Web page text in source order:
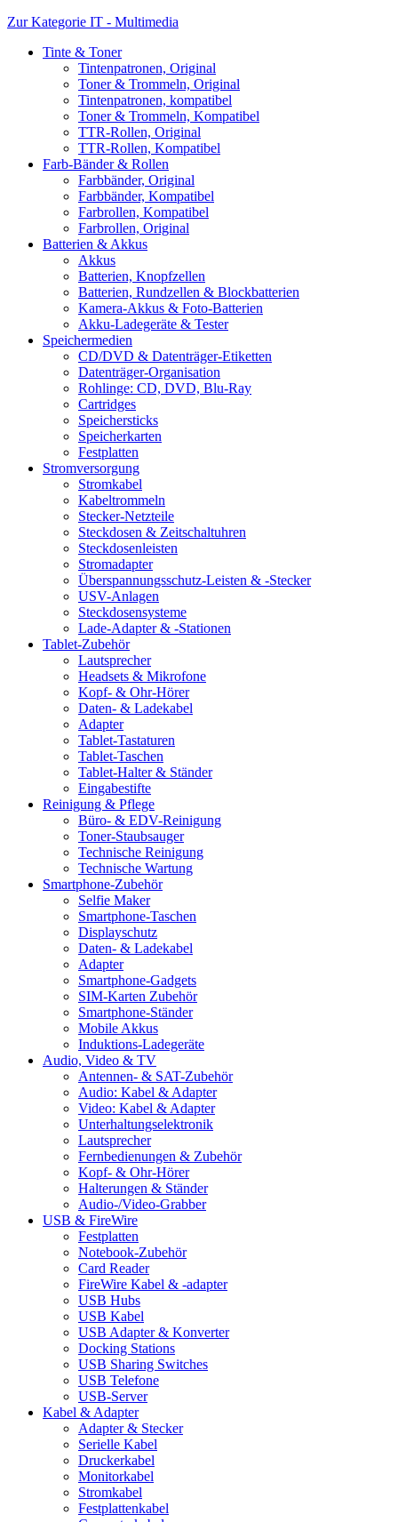
Zur Kategorie IT - Multimedia
Tinte & Toner
Tintenpatronen, Original
Toner & Trommeln, Original
Tintenpatronen, kompatibel
Toner & Trommeln, Kompatibel
TTR-Rollen, Original
TTR-Rollen, Kompatibel
Farb-Bänder & Rollen
Farbbänder, Original
Farbbänder, Kompatibel
Farbrollen, Kompatibel
Farbrollen, Original
Batterien & Akkus
Akkus
Batterien, Knopfzellen
Batterien, Rundzellen & Blockbatterien
Kamera-Akkus & Foto-Batterien
Akku-Ladegeräte & Tester
Speichermedien
CD/DVD & Datenträger-Etiketten
Datenträger-Organisation
Rohlinge: CD, DVD, Blu-Ray
Cartridges
Speichersticks
Speicherkarten
Festplatten
Stromversorgung
Stromkabel
Kabeltrommeln
Stecker-Netzteile
Steckdosen & Zeitschaltuhren
Steckdosenleisten
Stromadapter
Überspannungsschutz-Leisten & -Stecker
USV-Anlagen
Steckdosensysteme
Lade-Adapter & -Stationen
Tablet-Zubehör
Lautsprecher
Headsets & Mikrofone
Kopf- & Ohr-Hörer
Daten- & Ladekabel
Adapter
Tablet-Tastaturen
Tablet-Taschen
Tablet-Halter & Ständer
Eingabestifte
Reinigung & Pflege
Büro- & EDV-Reinigung
Toner-Staubsauger
Technische Reinigung
Technische Wartung
Smartphone-Zubehör
Selfie Maker
Smartphone-Taschen
Displayschutz
Daten- & Ladekabel
Adapter
Smartphone-Gadgets
SIM-Karten Zubehör
Smartphone-Ständer
Mobile Akkus
Induktions-Ladegeräte
Audio, Video & TV
Antennen- & SAT-Zubehör
Audio: Kabel & Adapter
Video: Kabel & Adapter
Unterhaltungselektronik
Lautsprecher
Fernbedienungen & Zubehör
Kopf- & Ohr-Hörer
Halterungen & Ständer
Audio-/Video-Grabber
USB & FireWire
Festplatten
Notebook-Zubehör
Card Reader
FireWire Kabel & -adapter
USB Hubs
USB Kabel
USB Adapter & Konverter
Docking Stations
USB Sharing Switches
USB Telefone
USB-Server
Kabel & Adapter
Adapter & Stecker
Serielle Kabel
Druckerkabel
Monitorkabel
Stromkabel
Festplattenkabel